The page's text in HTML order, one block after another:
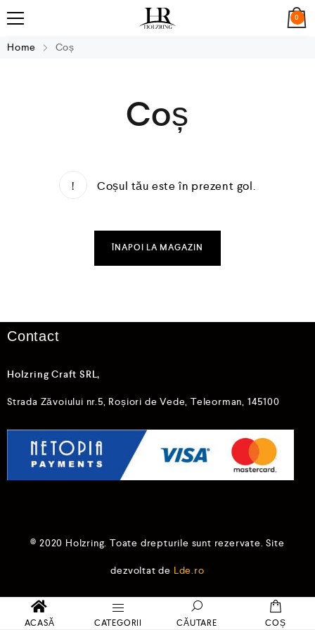
0
Home Coș
Coș
Coșul tău este în prezent gol.
ÎNAPOI LA MAGAZIN
Contact
Holzring Craft SRL,
Strada Zăvoiului nr.5, Roșiori de Vede, Teleorman, 145100
© 2020 Holzring. Toate drepturile sunt rezervate. Site
dezvoltat de Lde.ro
ACASĂ CATEGORII CĂUTARE COȘ